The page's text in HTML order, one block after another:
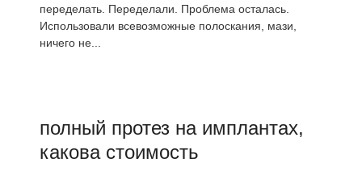
переделать. Переделали. Проблема осталась.
Использовали всевозможные полоскания, мази,
ничего не...
полный протез на имплантах,
какова стоимость